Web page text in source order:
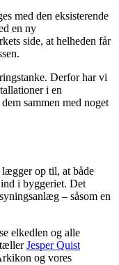
med den eksisterende
en ny
side, at helheden får
Derfor har vi
i en
sammen med noget
op til, at både
i byggeriet. Det
– såsom en
elkedlen og alle
Jesper Quist
og vores